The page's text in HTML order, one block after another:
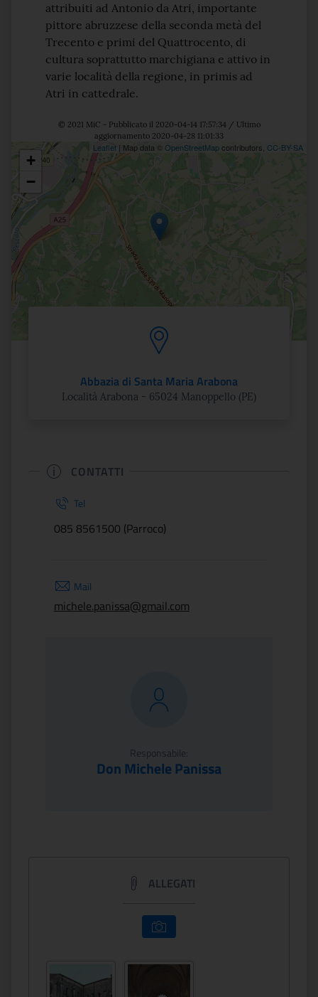
attribuiti ad Antonio da Atri, importante
pittore abruzzese della seconda metà del
Trecento e primi del Quattrocento, di
cultura soprattutto marchigiana e attivo in
varie località della regione, in primis ad
Atri in cattedrale.
© 2021 MiC - Pubblicato il 2020-04-14 17:57:34 / Ultimo
aggiornamento 2020-04-28 11:01:33
Posizione
+
−
Leaflet | Map data © OpenStreetMapcontributors, CC-BY-SA
Abbazia di Santa Maria Arabona
Località Arabona - 65024 Manoppello (PE)
CONTATTI
Tel
085 8561500 (Parroco)
Mail
michele.panissa@gmail.com
Responsabile:
Don Michele Panissa
ALLEGATI